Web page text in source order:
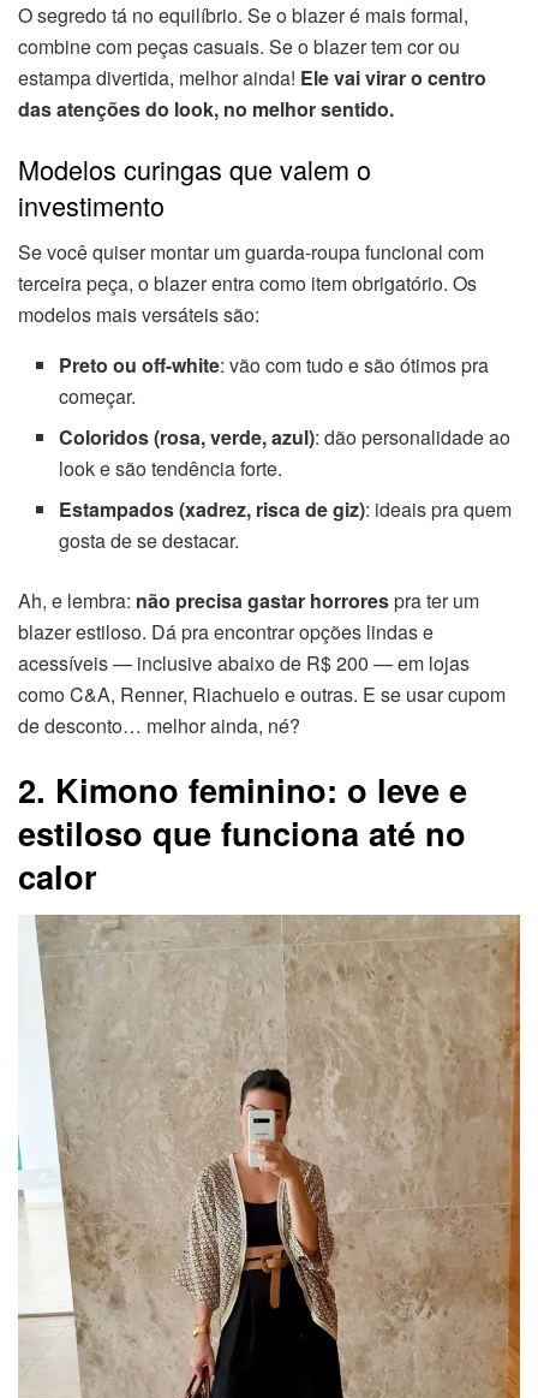
O segredo tá no equilíbrio. Se o blazer é mais formal,
combine com peças casuais. Se o blazer tem cor ou
estampa divertida, melhor ainda! Ele vai virar o centro
das atenções do look, no melhor sentido.
Modelos curingas que valem o
investimento
Se você quiser montar um guarda-roupa funcional com
terceira peça, o blazer entra como item obrigatório. Os
modelos mais versáteis são:
Preto ou off-white: vão com tudo e são ótimos pra
começar.
Coloridos (rosa, verde, azul): dão personalidade ao
look e são tendência forte.
Estampados (xadrez, risca de giz): ideais pra quem
gosta de se destacar.
Ah, e lembra: não precisa gastar horrorespra ter um
blazer estiloso. Dá pra encontrar opções lindas e
acessíveis — inclusive abaixo de R$ 200 — em lojas
como C&A, Renner, Riachuelo e outras. E se usar cupom
de desconto… melhor ainda, né?
2. Kimono feminino: o leve e
estiloso que funciona até no
calor